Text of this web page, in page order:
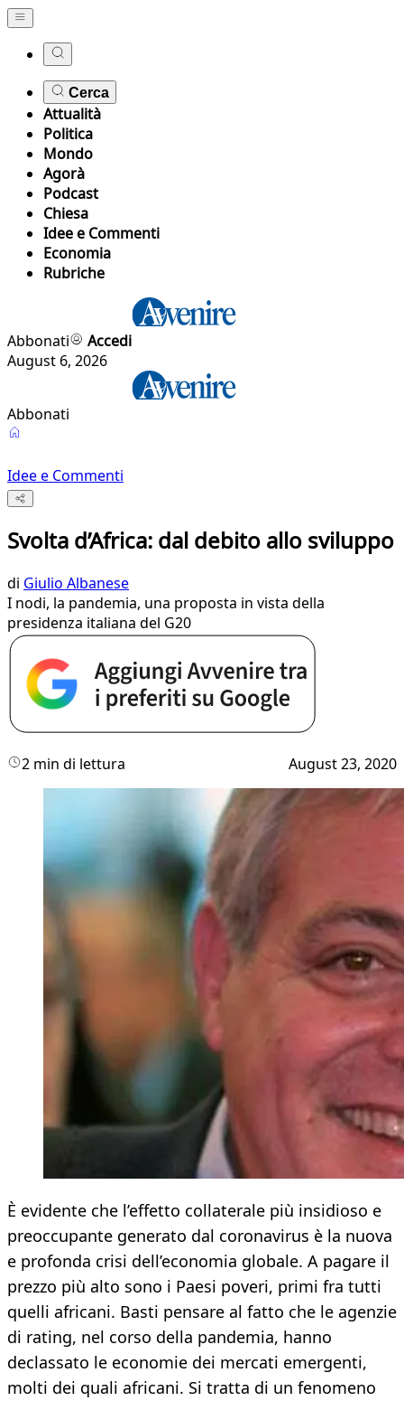
Cerca
Attualità
Politica
Mondo
Agorà
Podcast
Chiesa
Idee e Commenti
Economia
Rubriche
Abbonati
Accedi
August 6, 2026
Abbonati
Idee e Commenti
Svolta d’Africa: dal debito allo sviluppo
di Giulio Albanese
I nodi, la pandemia, una proposta in vista della
presidenza italiana del G20
2 min di lettura August 23, 2020
È evidente che l’effetto collaterale più insidioso e
preoccupante generato dal coronavirus è la nuova
e profonda crisi dell’economia globale. A pagare il
prezzo più alto sono i Paesi poveri, primi fra tutti
quelli africani. Basti pensare al fatto che le agenzie
di rating, nel corso della pandemia, hanno
declassato le economie dei mercati emergenti,
molti dei quali africani. Si tratta di un fenomeno